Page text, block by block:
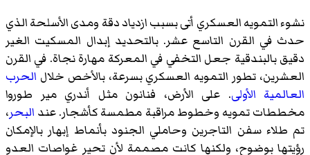
نشوء التمويه العسكري أتى بسبب ازدياد دقة ومدى الأسلحة الذي
حدث في القرن التاسع عشر. بالتحديد إبدال المسكيت الغير
دقيق بالبندقية جعل التخفي في المعركة مهارة نجاة. في القرن
العشرين، تطور التمويه العسكري بسرعة، بالأخص خلال الحرب
العالمية الأولى. على الأرض، فنانون مثل أندري مير طوروا
مخططات تمويه وخطوط مراقبة مطمسة كأشجار. عند البحر،
تم طلاء سفن التاجرين وحاملي الجنود بأنماط إبهار بالإمكان
رؤيتها بوضوح، ولكنها كانت مصممة لأن تحير غواصات العدو